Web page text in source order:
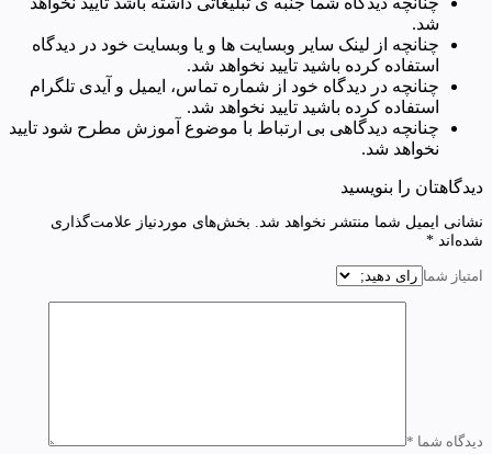
شد.
چنانچه از لینک سایر وبسایت ها و یا وبسایت خود در دیدگاه
استفاده کرده باشید تایید نخواهد شد.
چنانچه در دیدگاه خود از شماره تماس، ایمیل و آیدی تلگرام
استفاده کرده باشید تایید نخواهد شد.
چنانچه دیدگاهی بی ارتباط با موضوع آموزش مطرح شود تایید
نخواهد شد.
دیدگاهتان را بنویسید
نشانی ایمیل شما منتشر نخواهد شد.
بخش‌های موردنیاز علامت‌گذاری
شده‌اند *
امتیاز شما
دیدگاه شما *